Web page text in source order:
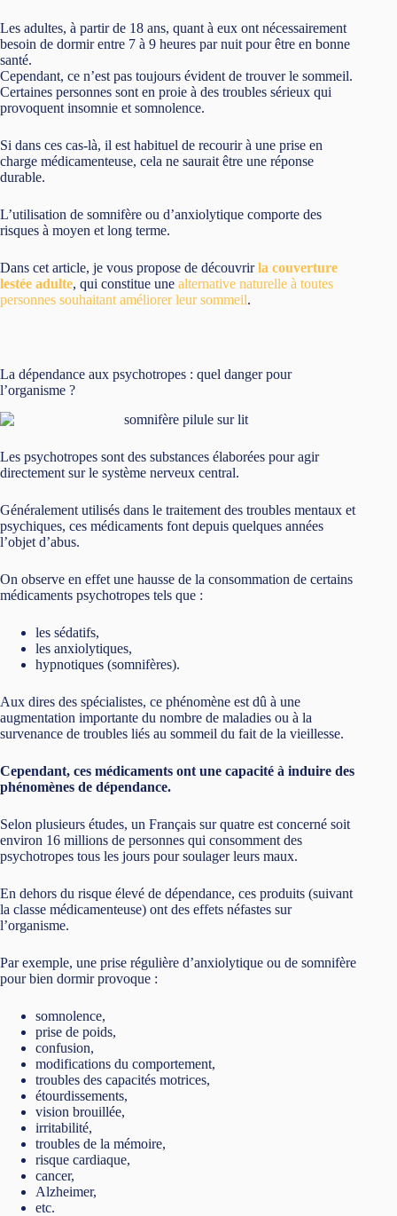
Les adultes, à partir de 18 ans, quant à eux ont nécessairement
besoin de dormir entre 7 à 9 heures par nuit pour être en bonne
santé.
Cependant, ce n’est pas toujours évident de trouver le sommeil.
Certaines personnes sont en proie à des troubles sérieux qui
provoquent insomnie et somnolence.
Si dans ces cas-là, il est habituel de recourir à une prise en
charge médicamenteuse, cela ne saurait être une réponse
durable.
L’utilisation de somnifère ou d’anxiolytique comporte des
risques à moyen et long terme.
Dans cet article, je vous propose de découvrirla couverture
lestée adulte, qui constitue une alternative naturelle à toutes
personnes souhaitant améliorer leur sommeil.
La dépendance aux psychotropes : quel danger pour
l’organisme ?
Les psychotropes sont des substances élaborées pour agir
directement sur le système nerveux central.
Généralement utilisés dans le traitement des troubles mentaux et
psychiques, ces médicaments font depuis quelques années
l’objet d’abus.
On observe en effet une hausse de la consommation de certains
médicaments psychotropes tels que :
les sédatifs,
les anxiolytiques,
hypnotiques (somnifères).
Aux dires des spécialistes, ce phénomène est dû à une
augmentation importante du nombre de maladies ou à la
survenance de troubles liés au sommeil du fait de la vieillesse.
Cependant, ces médicaments ont une capacité à induire des
phénomènes de dépendance.
Selon plusieurs études, un Français sur quatre est concerné soit
environ 16 millions de personnes qui consomment des
psychotropes tous les jours pour soulager leurs maux.
En dehors du risque élevé de dépendance, ces produits (suivant
la classe médicamenteuse) ont des effets néfastes sur
l’organisme.
Par exemple, une prise régulière d’anxiolytique ou de somnifère
pour bien dormir provoque :
somnolence,
prise de poids,
confusion,
modifications du comportement,
troubles des capacités motrices,
étourdissements,
vision brouillée,
irritabilité,
troubles de la mémoire,
risque cardiaque,
cancer,
Alzheimer,
etc.